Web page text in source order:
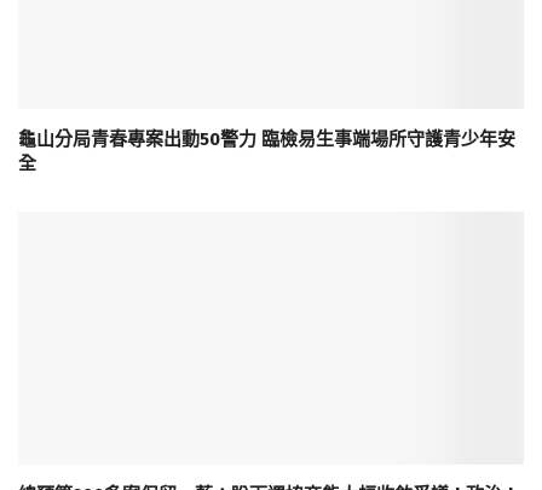
龜山分局青春專案出動50警力 臨檢易生事端場所守護青少年安
全